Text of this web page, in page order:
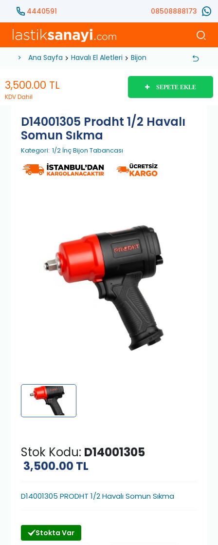
4440591 08508888173
Ana Sayfa Havalı El Aletleri Bijon Tabancası 1/2 İnç
3,500.00 TL
KDV Dahil
SEPETE EKLE
D14001305 Prodht 1/2 Havalı
Somun Sıkma
Kategori: 1/2 İnç Bijon Tabancası
Stok Kodu: D14001305
3,500.00 TL
D14001305 PRODHT 1/2 Havalı Somun Sıkma
Stokta Var